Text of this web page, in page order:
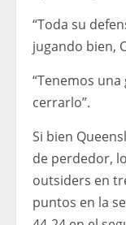
“Toda su
jugando bien,
“Tenemos
cerrarlo”.
Si bien
de perdedor,
outsiders en
puntos en la